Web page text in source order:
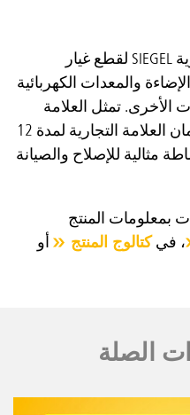
مجموعة منتجات العلامة التجارية SIEGEL لقطع غيار
والمعدات الكهربائية
الأخرى. تمثل العلامة
التجارية منتجات موثوقة مع ضمان العلامة التجارية لمدة 12
مثالية للإصلاح والصيانة
بمعلومات المنتج
، فيكتالوج المنتج
أو
الصلة